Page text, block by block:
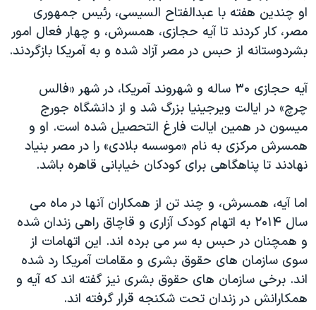
اعتراضات مردمی آبان ۹۸
اسرائیل در جنگ
نرگس محمدی برنده جایزه نوبل صلح
همایش محافظه‌کاران آمریکا «سی‌پک»
صفحه‌های ویژه
سفر پرزیدنت ترامپ به چین
او چندین هفته با عبدالفتاح السیسی، رئیس جمهوری
مصر، کار کردند تا آیه حجازی، همسرش، و چهار فعال امور
بشردوستانه از حبس در مصر آزاد شده و به آمریکا بازگردند.
آیه حجازی ۳۰ ساله و شهروند آمریکا، در شهر «فالس
چرچ» در ایالت ویرجینیا بزرگ شد و از دانشگاه جورج
میسون در همین ایالت فارغ التحصیل شده است. او و
همسرش مرکزی به نام «موسسه بلادی» را در مصر بنیاد
نهادند تا پناهگاهی برای کودکان خیابانی قاهره باشد.
اما آیه، همسرش، و چند تن از همکاران آنها در ماه می
سال ۲۰۱۴ به اتهام کودک آزاری و قاچاق راهی زندان شده
و همچنان در حبس به سر می برده اند. این اتهامات از
سوی سازمان های حقوق بشری و مقامات آمریکا رد شده
اند. برخی سازمان های حقوق بشری نیز گفته اند که آیه و
همکارانش در زندان تحت شکنجه قرار گرفته اند.